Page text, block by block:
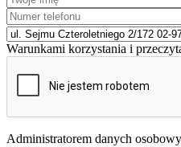
Warunkami korzystania i
Administratorem danych